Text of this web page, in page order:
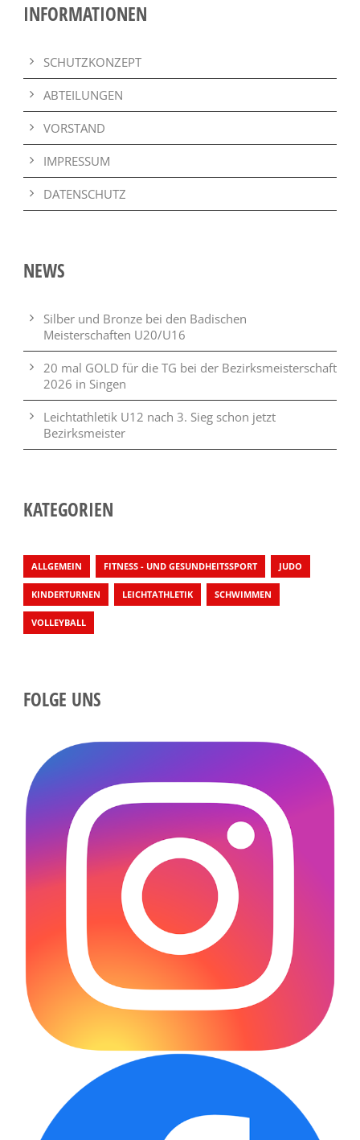
INFORMATIONEN
SCHUTZKONZEPT
ABTEILUNGEN
VORSTAND
IMPRESSUM
DATENSCHUTZ
NEWS
Silber und Bronze bei den Badischen
Meisterschaften U20/U16
20 mal GOLD für die TG bei der Bezirksmeisterschaft
2026 in Singen
Leichtathletik U12 nach 3. Sieg schon jetzt
Bezirksmeister
KATEGORIEN
ALLGEMEIN FITNESS - UND GESUNDHEITSSPORT JUDO
KINDERTURNEN LEICHTATHLETIK SCHWIMMEN
VOLLEYBALL
FOLGE UNS